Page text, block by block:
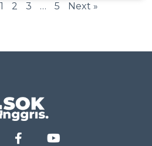
1 2 3 … 5 Next »